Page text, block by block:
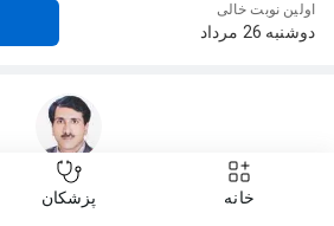
اولین نوبت خالی
دوشنبه 26 مرداد
دکتر رحیم محمد تقی
تخصص جراحی استخوان و خانه پزشکان